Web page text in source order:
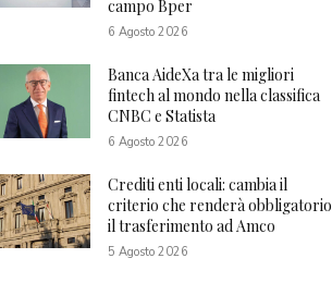
campo Bper
6 Agosto 2026
Banca AideXa tra le migliori
fintech al mondo nella classifica
CNBC e Statista
6 Agosto 2026
Crediti enti locali: cambia il
criterio che renderà obbligatorio
il trasferimento ad Amco
5 Agosto 2026